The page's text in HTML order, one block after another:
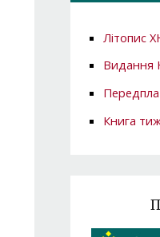
Літопис
Видання
Книга